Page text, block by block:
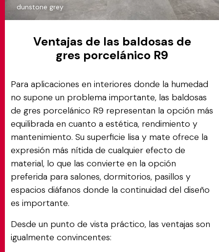
dunstone grey
Ventajas de las baldosas de
gres porcelánico R9
Para aplicaciones en interiores donde la humedad
no supone un problema importante, las baldosas
de gres porcelánico R9 representan la opción más
equilibrada en cuanto a estética, rendimiento y
mantenimiento. Su superficie lisa y mate ofrece la
expresión más nítida de cualquier efecto de
material, lo que las convierte en la opción
preferida para salones, dormitorios, pasillos y
espacios diáfanos donde la continuidad del diseño
es importante.
Desde un punto de vista práctico, las ventajas son
igualmente convincentes: